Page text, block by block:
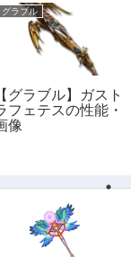
グラブル
【グラブル】ガスト
フェテスの性能・
像